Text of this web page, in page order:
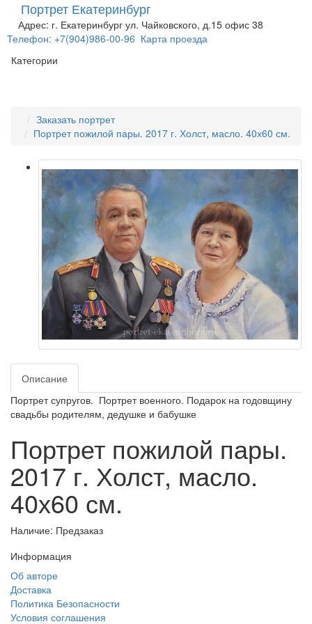
Портрет Екатеринбург
Адрес: г. Екатеринбург ул. Чайковского, д.15 офис 38
Телефон: +7(904)986-00-96 Карта проезда
Категории
Заказать портрет
Портрет пожилой пары. 2017 г. Холст, масло. 40х60 см.
Описание
Портрет супругов. Портрет военного. Подарок на годовщину
свадьбы родителям, дедушке и бабушке
Портрет пожилой пары.
2017 г. Холст, масло.
40х60 см.
Наличие: Предзаказ
Информация
Об авторе
Доставка
Политика Безопасности
Условия соглашения